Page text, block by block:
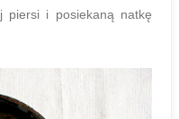
piersi i posiekaną natkę